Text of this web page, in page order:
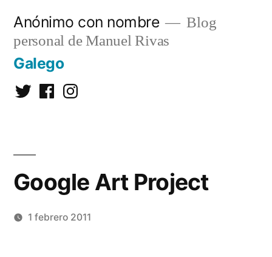
contenido
Anónimo con nombre
Blog
personal de Manuel Rivas
Galego
TwitterFacebookInstagram
Google Art Project
1 febrero 2011